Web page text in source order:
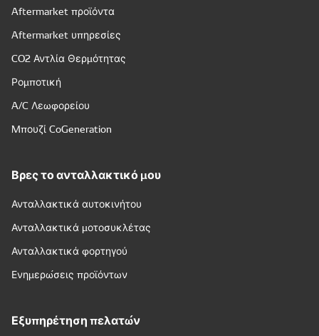
Aftermarket προϊόντα
Aftermarket υπηρεσίες
CO2 Αντλία Θερμότητας
Ρομποτική
A/C Λεωφορείου
Μπουζί CoGeneration
Βρες το ανταλλακτικό μου
Ανταλλακτικά αυτοκινήτου
Ανταλλακτικά μοτοσυκλέτας
Ανταλλακτικά φορτηγού
Ενημερώσεις προϊόντων
Εξυπηρέτηση πελατών